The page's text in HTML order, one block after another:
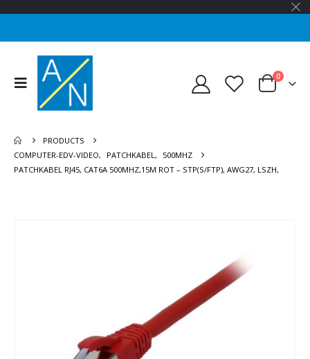
0
PRODUCTS
COMPUTER-EDV-VIDEO, PATCHKABEL,
500MHZ
PATCHKABEL RJ45, CAT6A 500MHZ,15M ROT – STP(S/FTP), AWG27, LSZH,